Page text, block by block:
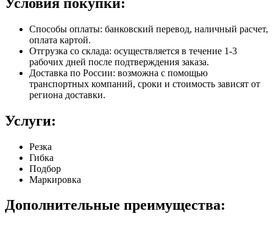
Способы оплаты: банковский перевод, наличный расчет,
оплата картой.
Отгрузка со склада: осуществляется в течение 1-3
рабочих дней после подтверждения заказа.
Доставка по России: возможна с помощью
транспортных компаний, сроки и стоимость зависят от
региона доставки.
Услуги:
Резка
Гибка
Подбор
Маркировка
Дополнительные преимущества: